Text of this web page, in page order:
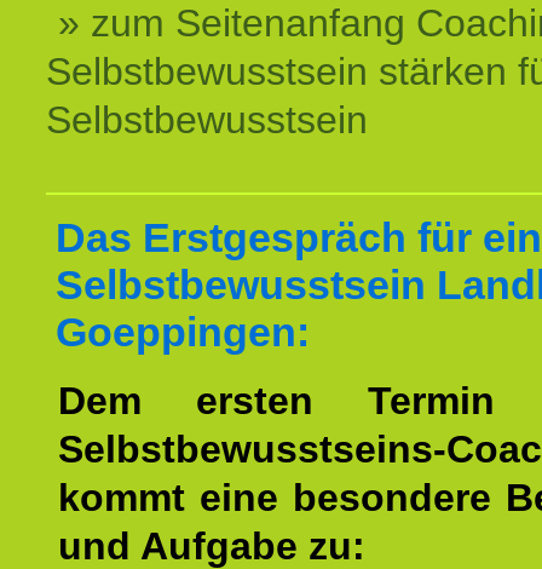
» zum Seitenanfang
Selbstbewusstsein stärken
Selbstbewusstsein
Das Erstgespräch für
Selbstbewusstsein
Goeppingen:
Dem ersten
Selbstbewusstseins-
kommt eine besondere
und Aufgabe zu: